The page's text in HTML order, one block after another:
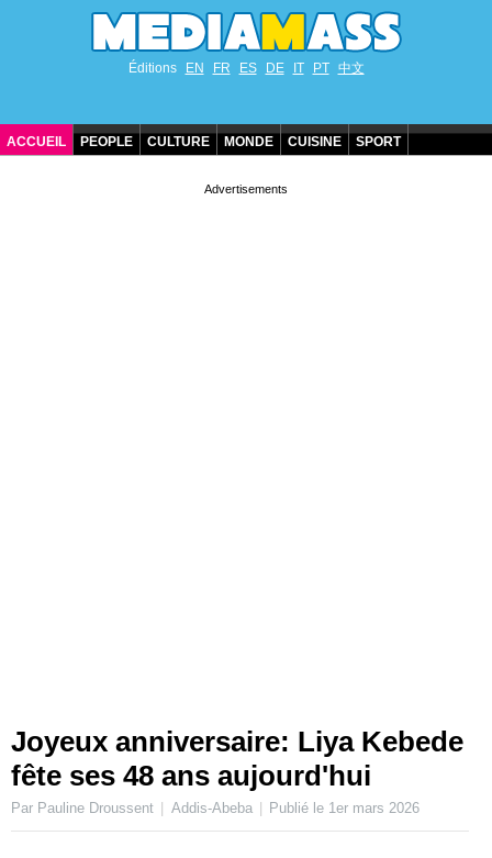
Éditions EN FR ES DE IT PT 中文
ACCUEIL PEOPLE CULTURE MONDE CUISINE SPORT
Joyeux anniversaire: Liya Kebede
fête ses 48 ans aujourd'hui
Par Pauline Droussent Addis-Abeba Publié le 1er mars 2026